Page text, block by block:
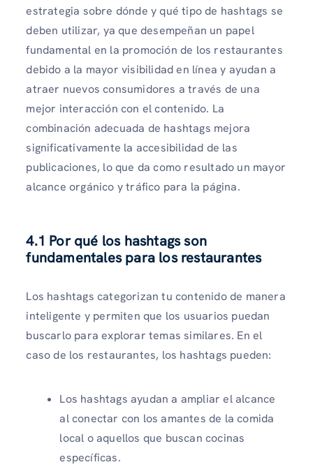
estrategia sobre dónde y qué tipo de hashtags se
deben utilizar, ya que desempeñan un papel
fundamental en la promoción de los restaurantes
debido a la mayor visibilidad en línea y ayudan a
atraer nuevos consumidores a través de una
mejor interacción con el contenido. La
combinación adecuada de hashtags mejora
significativamente la accesibilidad de las
publicaciones, lo que da como resultado un mayor
alcance orgánico y tráfico para la página.
4.1 Por qué los hashtags son
fundamentales para los restaurantes
Los hashtags categorizan tu contenido de manera
inteligente y permiten que los usuarios puedan
buscarlo para explorar temas similares. En el
caso de los restaurantes, los hashtags pueden:
Los hashtags ayudan a ampliar el alcance
al conectar con los amantes de la comida
local o aquellos que buscan cocinas
específicas.